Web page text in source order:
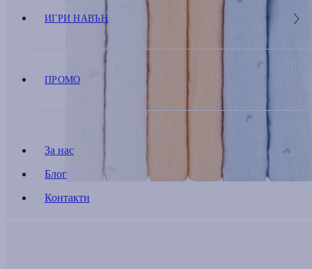
ИГРИ НАВЪН
ПРОМО
За нас
Блог
Контакти